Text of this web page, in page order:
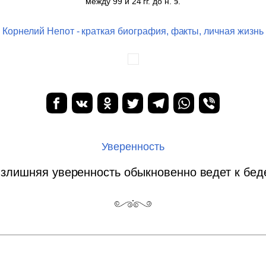
Корнелий Непот - краткая биография, факты, личная жизнь
Уверенность
уверенность обыкновенно ведет к